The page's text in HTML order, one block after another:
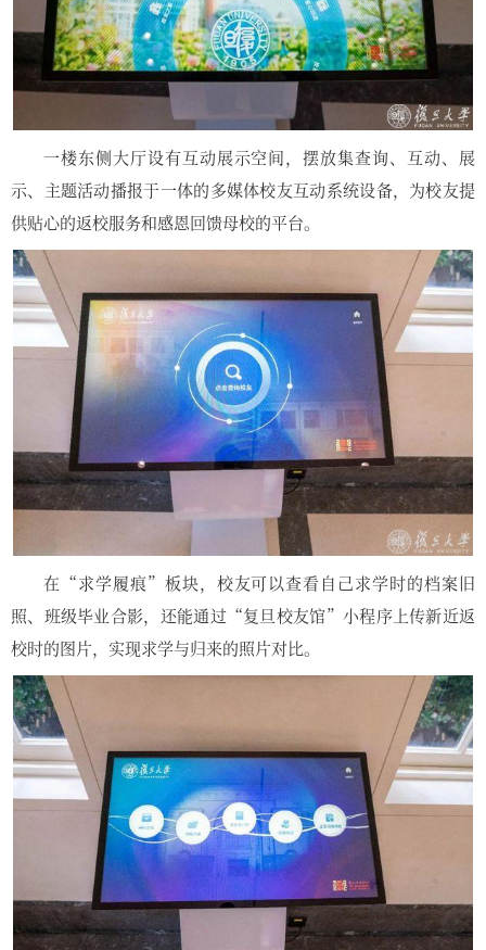
一楼东侧大厅设有互动展示空间，摆放集查询、互动、展
示、主题活动播报于一体的多媒体校友互动系统设备，为校友提
供贴心的返校服务和感恩回馈母校的平台。
在“求学履痕”板块，校友可以查看自己求学时的档案旧
照、班级毕业合影，还能通过“复旦校友馆”小程序上传新近返
校时的图片，实现求学与归来的照片对比。